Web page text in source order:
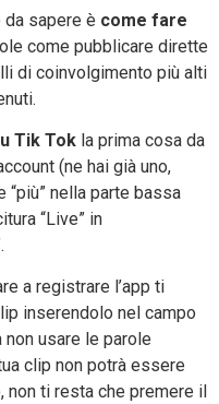
sapere è come fare
come pubblicare dirette
di coinvolgimento più alti
Tik Tok la prima cosa da
(ne hai già uno,
nella parte bassa
“Live” in
a registrare l’app ti
inserendolo nel campo
usare le parole
clip non potrà essere
ti resta che premere il